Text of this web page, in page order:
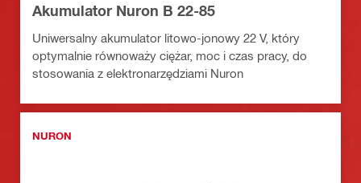
Akumulator Nuron B 22-85
Uniwersalny akumulator litowo-jonowy 22 V, który
optymalnie równoważy ciężar, moc i czas pracy, do
stosowania z elektronarzędziami Nuron
NURON